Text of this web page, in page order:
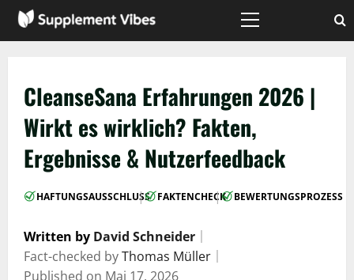
Zum
Inhalt
Hauptmenü
CleanseSana Erfahrungen 2026 |
Wirkt es wirklich? Fakten,
Ergebnisse & Nutzerfeedback
HAFTUNGSAUSSCHLUSS
| FAKTENCHECK
| BEWERTUNGSPROZESS
Written by David Schneider
Fact-checked byThomas Müller
Published on Mai 17, 2026